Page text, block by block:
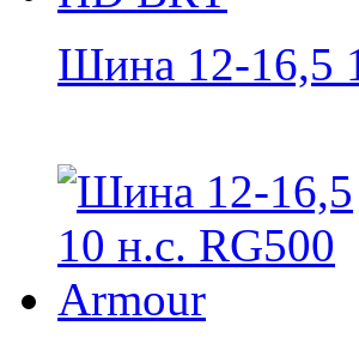
Шина 12-16,5